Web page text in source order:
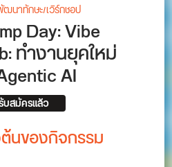
นาทักษะ/เวิร์กชอป
Day: Vibe
ทำงานยุคใหม่
AI
สมัครแล้ว
นของกิจกรรม